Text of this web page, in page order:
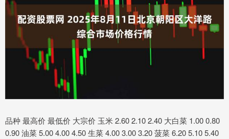
品种 最高价 最低价 大宗价 玉米 2.60 2.10 2.40 大白菜 1.00 0.80
0.90 油菜 5.00 4.00 4.50 生菜 4.00 3.00 3.20 菠菜 6.20 5.10 5.40